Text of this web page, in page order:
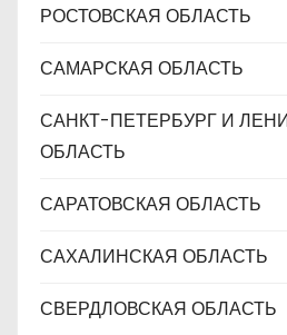
РОСТОВСКАЯ ОБЛАСТЬ
САМАРСКАЯ ОБЛАСТЬ
САНКТ-ПЕТЕРБУРГ И
ОБЛАСТЬ
САРАТОВСКАЯ ОБЛАСТЬ
САХАЛИНСКАЯ ОБЛАСТЬ
СВЕРДЛОВСКАЯ ОБЛАСТЬ